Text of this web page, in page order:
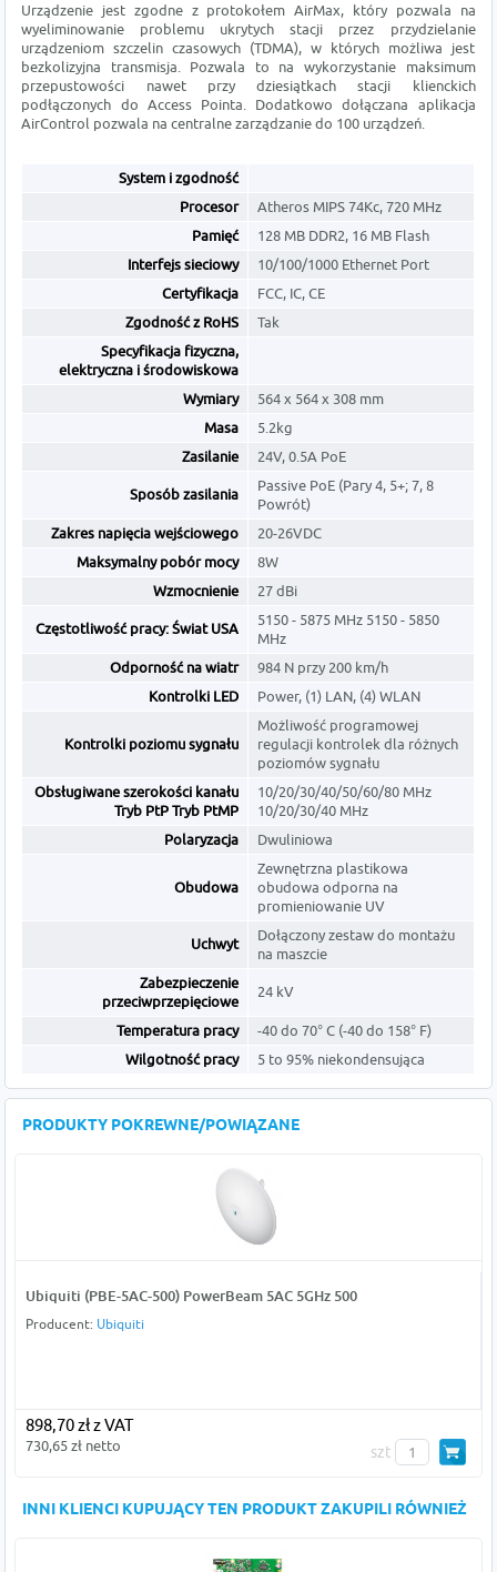
Urządzenie jest zgodne z protokołem AirMax, który pozwala na
wyeliminowanie problemu ukrytych stacji przez przydzielanie
urządzeniom szczelin czasowych (TDMA), w których możliwa jest
bezkolizyjna transmisja. Pozwala to na wykorzystanie maksimum
przepustowości nawet przy dziesiątkach stacji klienckich
podłączonych do Access Pointa. Dodatkowo dołączana aplikacja
AirControl pozwala na centralne zarządzanie do 100 urządzeń.
System i zgodność
Procesor
Atheros MIPS 74Kc, 720 MHz
Pamięć
128 MB DDR2, 16 MB Flash
Interfejs sieciowy
10/100/1000 Ethernet Port
Certyfikacja
FCC, IC, CE
Zgodność z RoHS
Tak
Specyfikacja fizyczna,
elektryczna i środowiskowa
Wymiary
564 x 564 x 308 mm
Masa
5.2kg
Zasilanie
24V, 0.5A PoE
Sposób zasilania
Passive PoE (Pary 4, 5+; 7, 8
Powrót)
Zakres napięcia wejściowego
20-26VDC
Maksymalny pobór mocy
8W
Wzmocnienie
27 dBi
Częstotliwość pracy: Świat USA
5150 - 5875 MHz 5150 - 5850
MHz
Odporność na wiatr
984 N przy 200 km/h
Kontrolki LED
Power, (1) LAN, (4) WLAN
Kontrolki poziomu sygnału
Możliwość programowej
regulacji kontrolek dla różnych
poziomów sygnału
Obsługiwane szerokości kanału
Tryb PtP Tryb PtMP
10/20/30/40/50/60/80 MHz
10/20/30/40 MHz
Polaryzacja
Dwuliniowa
Obudowa
Zewnętrzna plastikowa
obudowa odporna na
promieniowanie UV
Uchwyt
Dołączony zestaw do montażu
na maszcie
Zabezpieczenie
przeciwprzepięciowe
24 kV
Temperatura pracy
-40 do 70° C (-40 do 158° F)
Wilgotność pracy
5 to 95% niekondensująca
PRODUKTY POKREWNE/POWIĄZANE
Ubiquiti (PBE-5AC-500) PowerBeam 5AC 5GHz 500
Producent: Ubiquiti
898,70 zł z VAT
730,65 zł netto szt
INNI KLIENCI KUPUJĄCY TEN PRODUKT ZAKUPILI RÓWNIEŻ